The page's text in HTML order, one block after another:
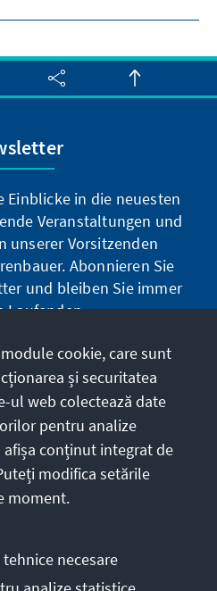
Einblicke in die neuesten
Veranstaltungen und
unserer Vorsitzenden
Abonnieren Sie
und bleiben Sie immer
Laufenden.
cookie, care sunt
și securitatea
ul web colectează date
pentru analize
conținut integrat de
modifica setările
moment.
necesare